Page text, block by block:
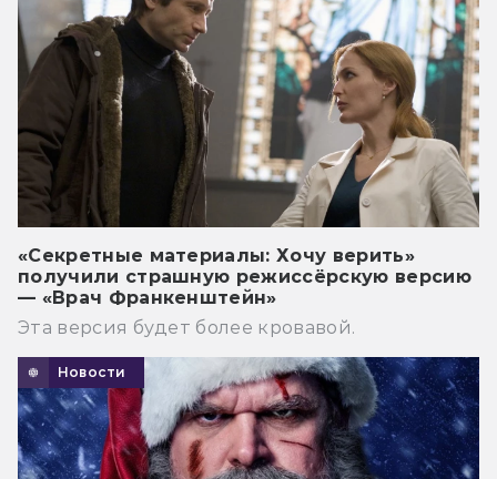
«Секретные материалы: Хочу верить»
получили страшную режиссёрскую версию
— «Врач Франкенштейн»
Эта версия будет более кровавой.
Новости